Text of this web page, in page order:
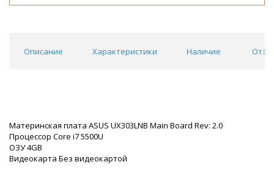
Описание Характеристики Наличие
Материнская плата ASUS UX303LNB Main Board Rev: 2.0
Процессор Core i7 5500U
ОЗУ 4GB
Видеокарта Без видеокартой